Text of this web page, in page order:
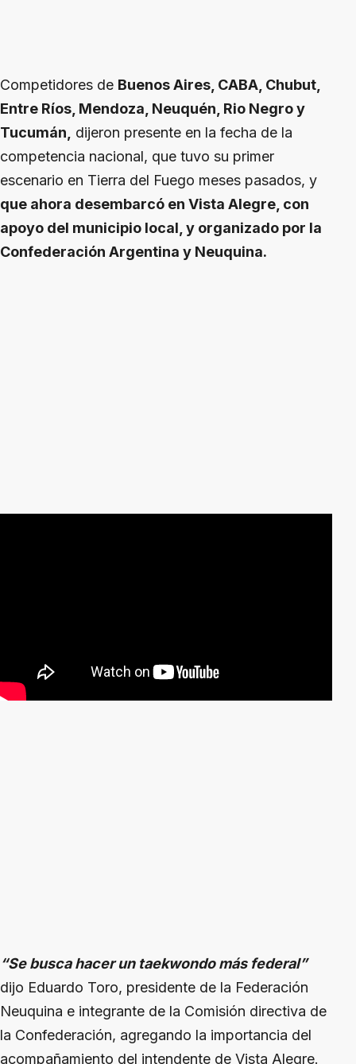
Competidores de Buenos Aires, CABA, Chubut,
Entre Ríos, Mendoza, Neuquén, Rio Negro y
Tucumán, dijeron presente en la fecha de la
competencia nacional, que tuvo su primer
escenario en Tierra del Fuego meses pasados, y
que ahora desembarcó en Vista Alegre, con
apoyo del municipio local, y organizado por la
Confederación Argentina y Neuquina.
“Se busca hacer un taekwondo más federal”
dijo Eduardo Toro, presidente de la Federación
Neuquina e integrante de la Comisión directiva de
la Confederación, agregando la importancia del
acompañamiento del intendente de Vista Alegre.